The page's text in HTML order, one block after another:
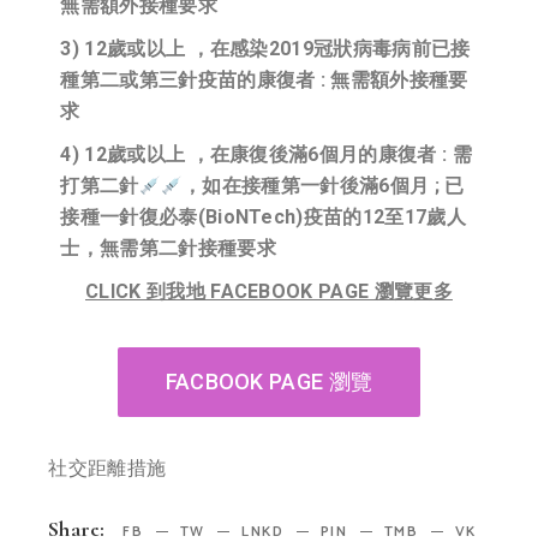
無需額外接種要求
3) 12歲或以上 ，在感染2019冠狀病毒病前已接
種第二或第三針疫苗的康復者 : 無需額外接種要
求
4) 12歲或以上 ，在康復後滿6個月的康復者 : 需
打第二針
，如在接種第一針後滿6個月 ; 已
接種一針復必泰(BioNTech)疫苗的12至17歲人
士，無需第二針接種要求
CLICK 到我地 FACEBOOK PAGE 瀏覽更多
FACBOOK PAGE 瀏覽
社交距離措施
Share: FB TW LNKD PIN TMB VK